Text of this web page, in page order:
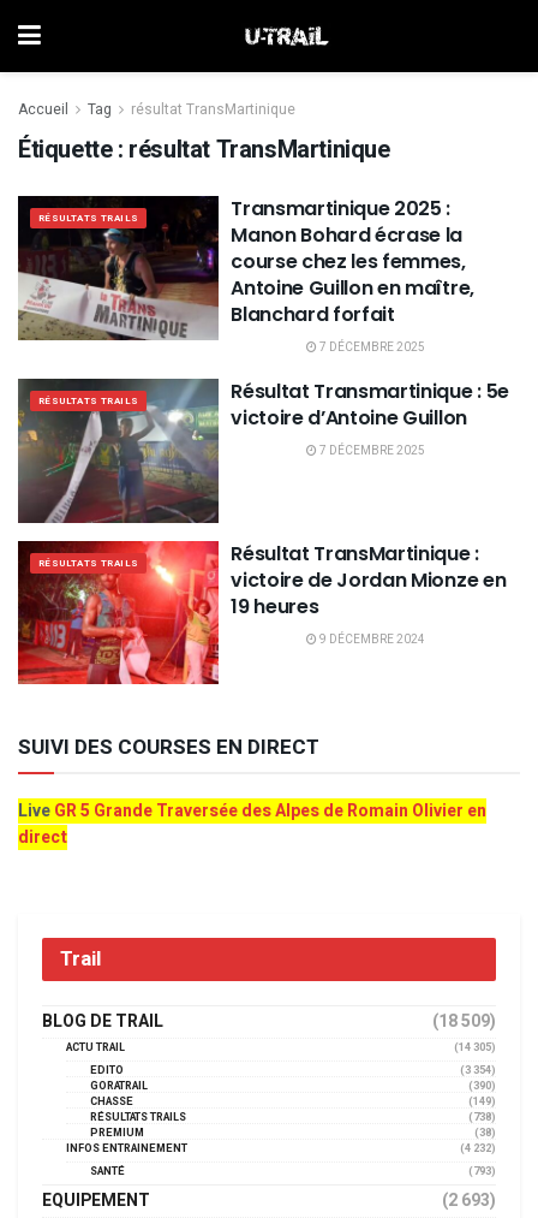
Accueil Tag résultat TransMartinique
Étiquette : résultat TransMartinique
RÉSULTATS TRAILS
Transmartinique 2025 :
Manon Bohard écrase la
course chez les femmes,
Antoine Guillon en maître,
Blanchard forfait
7 DÉCEMBRE 2025
RÉSULTATS TRAILS
Résultat Transmartinique : 5e
victoire d’Antoine Guillon
7 DÉCEMBRE 2025
RÉSULTATS TRAILS
Résultat TransMartinique :
victoire de Jordan Mionze en
19 heures
9 DÉCEMBRE 2024
SUIVI DES COURSES EN DIRECT
LiveGR 5 Grande Traversée des Alpes de Romain Olivier en
direct
Trail
BLOG DE TRAIL (18 509)
ACTU TRAIL
(14 305)
EDITO
(3 354)
GORATRAIL
(390)
CHASSE
(149)
RÉSULTATS TRAILS
(738)
PREMIUM
(38)
INFOS ENTRAINEMENT
(4 232)
SANTÉ
(793)
EQUIPEMENT (2 693)